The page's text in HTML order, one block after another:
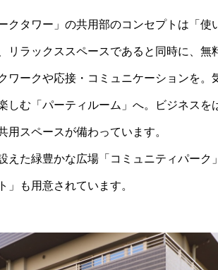
クタワー」の共用部のコンセプトは「
リラックススペースであると同時に、無
ワークや応接・コミュニケーションを。
しむ「パーティルーム」へ。ビジネスを
スペースが備わっています。
えた緑豊かな広場「コミュニティパーク
も用意されています。